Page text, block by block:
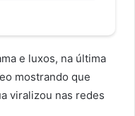
e luxos, na última
mostrando que
viralizou nas redes